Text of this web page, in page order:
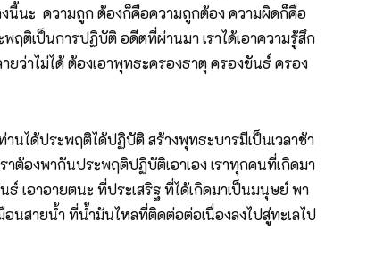
นี้นะ ความถูก ต้องก็คือความถูกต้อง ความผิดก็คือ
ฤติเป็นการปฏิบัติ อดีตที่ผ่านมา เราได้เอาความรู้สึก
ยว่าไม่ได้ ต้องเอาพุทธะครองธาตุ ครองขันธ์ ครอง
นได้ประพฤติได้ปฏิบัติ สร้างพุทธะบารมีเป็นเวลาช้า
ต้องพากันประพฤติปฏิบัติเอาเอง เราทุกคนที่เกิดมา
เอาอายตนะ ที่ประเสริฐ ที่ได้เกิดมาเป็นมนุษย์ พา
สายน้ำ ที่น้ำมันไหลที่ติดต่อต่อเนื่องลงไปสู่ทะเลไป